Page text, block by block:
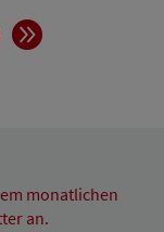
Ende
monatlichen
an.